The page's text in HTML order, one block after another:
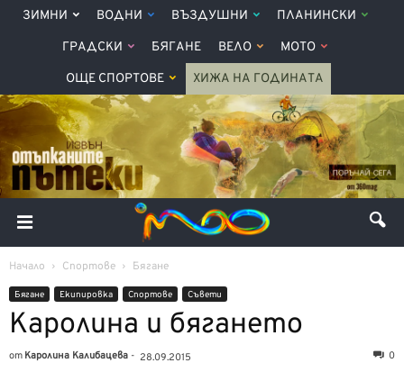
ЗИМНИ ВОДНИ ВЪЗДУШНИ ПЛАНИНСКИ
ГРАДСКИ БЯГАНЕ ВЕЛО МОТО
ОЩЕ СПОРТОВЕ ХИЖА НА ГОДИНАТА
Начало Спортове Бягане
Бягане Екипировка Спортове Съвети
Каролина и бягането
от Каролина Калибацева - 28.09.2015 0